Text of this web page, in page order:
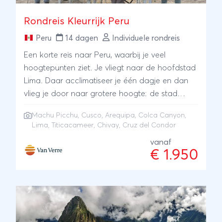
Rondreis Kleurrijk Peru
Peru 14 dagen Individuele rondreis
Een korte reis naar Peru, waarbij je veel
hoogtepunten ziet. Je vliegt naar de hoofdstad
Lima. Daar acclimatiseer je één dagje en dan
vlieg je door naar grotere hoogte: de stad
Er zijn talloze prachtig gerestaureerde koloniale
actieve excursie. Over de kale hoogvlaktes van
Peru reis je verder naar Chivay, bij de Colca
rijzen op. Bij de Colca Canyon maak je een
excursie naar Cruz del Condor, een uitzichtpunt
Machu Picchu, Cusco, Arequipa, Colca Canyon,
Lima, Titicacameer, Chivay, Cruz del Condor
vanaf
€ 1.950